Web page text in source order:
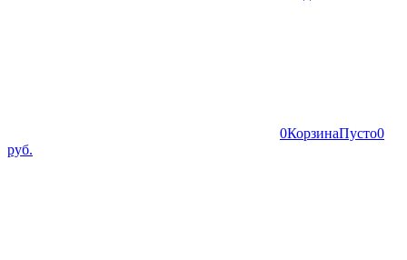
0КорзинаПусто0
руб.